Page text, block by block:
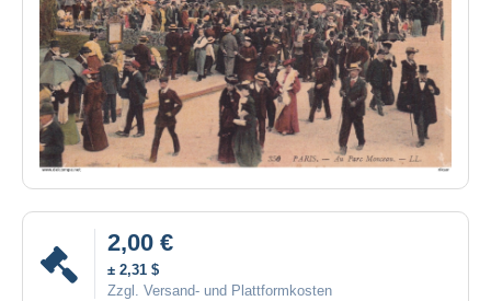
2,00 €
± 2,31 $
Zzgl. Versand- und Plattformkosten